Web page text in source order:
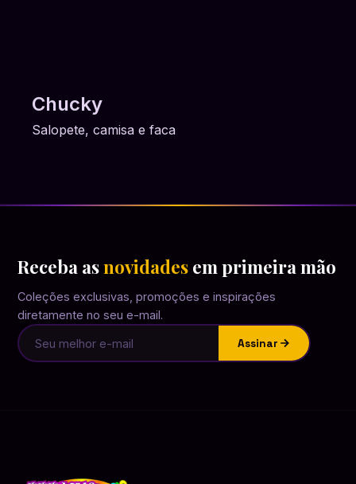
Chucky
Salopete, camisa e faca
Receba asnovidades em primeira mão
Coleções exclusivas, promoções e inspirações
diretamente no seu e-mail.
Assinar